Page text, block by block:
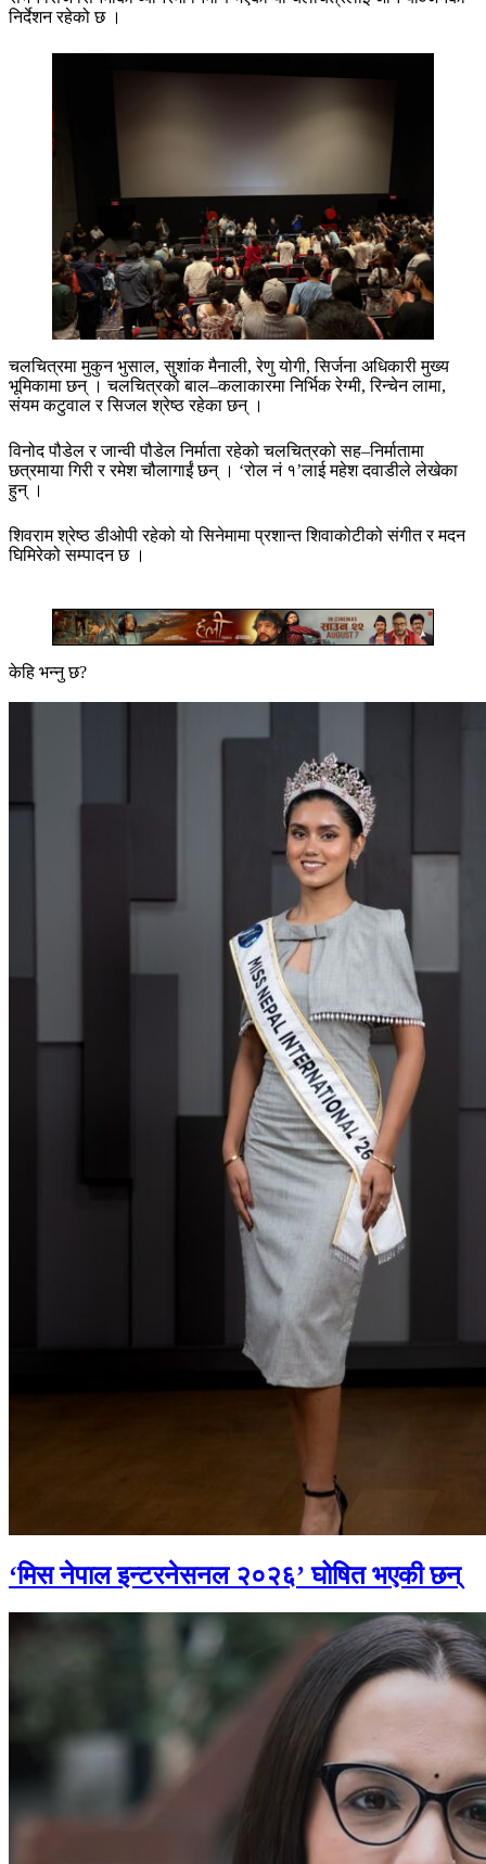
निर्देशन रहेको छ ।
चलचित्रमा मुकुन भुसाल, सुशांक मैनाली, रेणु योगी, सिर्जना अधिकारी मुख्य
भूमिकामा छन् । चलचित्रको बाल–कलाकारमा निर्भिक रेग्मी, रिन्चेन लामा,
संयम कटुवाल र सिजल श्रेष्ठ रहेका छन् ।
विनोद पौडेल र जान्वी पौडेल निर्माता रहेको चलचित्रको सह–निर्मातामा
छत्रमाया गिरी र रमेश चौलागाईं छन् । ‘रोल नं १’लाई महेश दवाडीले लेखेका
हुन् ।
शिवराम श्रेष्ठ डीओपी रहेको यो सिनेमामा प्रशान्त शिवाकोटीको संगीत र मदन
घिमिरेको सम्पादन छ ।
केहि भन्नु छ?
‘मिस नेपाल इन्टरनेसनल २०२६’ घोषित भएकी छन्